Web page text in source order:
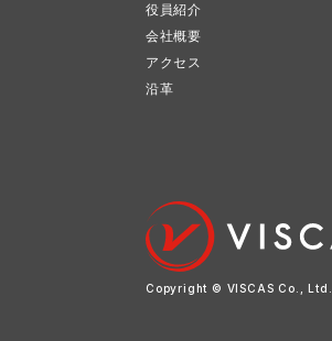
役員紹介
会社概要
アクセス
沿革
Copyright © VISCAS Co., Ltd.